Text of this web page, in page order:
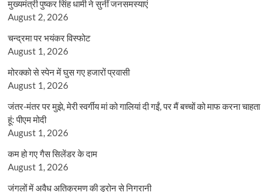
मुख्यमंत्री पुष्कर सिंह धामी ने सुनीं जनसमस्याएं
August 2, 2026
चन्द्रमा पर भयंकर विस्फोट
August 1, 2026
मोरक्को से स्पेन में घुस गए हजारों प्रवासी
August 1, 2026
जंतर-मंतर पर मुझे, मेरी स्वर्गीय मां को गालियां दी गईं, पर मैं बच्चों को माफ करना चाहता
हूं: पीएम मोदी
August 1, 2026
कम हो गए गैस सिलेंडर के दाम
August 1, 2026
जंगलों में अवैध अतिक्रमण की ड्रोन से निगरानी